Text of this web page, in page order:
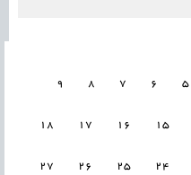
5
6
7
8
9
15
16
17
18
24
25
26
27